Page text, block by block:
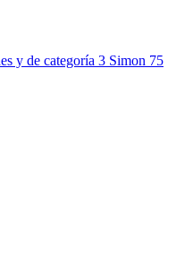
y de categoría 3 Simon 75